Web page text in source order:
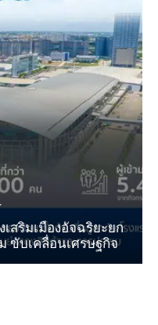
สริมเมืองอัจฉริยะยก
ขับเคลื่อนเศรษฐกิจ